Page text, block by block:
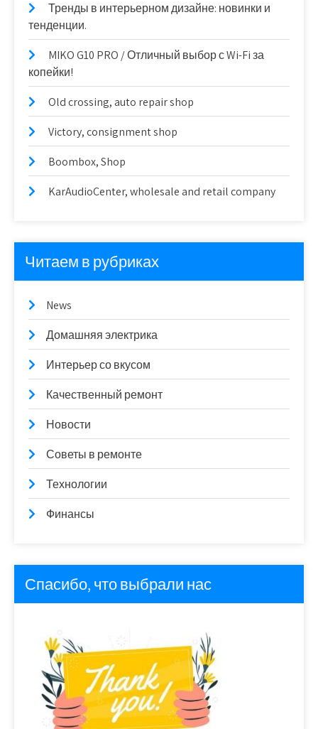
Тренды в интерьерном дизайне: новинки и
тенденции.
MIKO G10 PRO / Отличный выбор с Wi-Fi за
копейки!
Old crossing, auto repair shop
Victory, consignment shop
Boombox, Shop
KarAudioCenter, wholesale and retail company
Читаем в рубриках
News
Домашняя электрика
Интерьер со вкусом
Качественный ремонт
Новости
Советы в ремонте
Технологии
Финансы
Спасибо, что выбрали нас